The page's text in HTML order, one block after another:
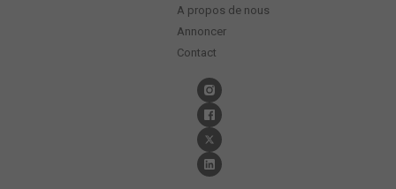
A propos de nous
Annoncer
Contact